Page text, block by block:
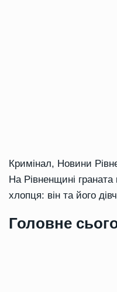
Кримінал, Новини
На Рівненщині
хлопця: він та його
Головне